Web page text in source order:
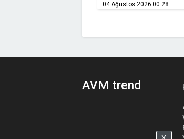
04 Ağustos 2026 00:28
AVM trend